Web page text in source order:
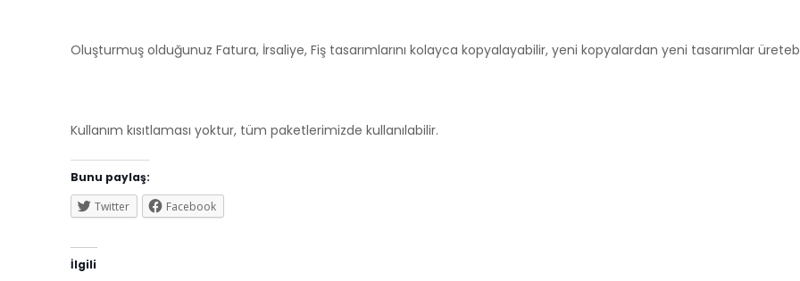
Oluşturmuş olduğunuz Fatura, İrsaliye, Fiş tasarımlarını kolayca kopyalayabilir, yeni kopyalardan yeni tasarımlar
Kullanım kısıtlaması yoktur, tüm paketlerimizde kullanılabilir.
Bunu paylaş:
Twitter
Facebook
İlgili